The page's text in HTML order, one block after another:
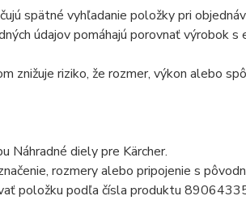
spätné vyhľadanie položky pri
údajov pomáhajú porovnať výrobok
znižuje riziko, že rozmer, výkon alebo
Náhradné diely pre Kärcher.
rozmery alebo pripojenie s
položku podľa čísla produktu